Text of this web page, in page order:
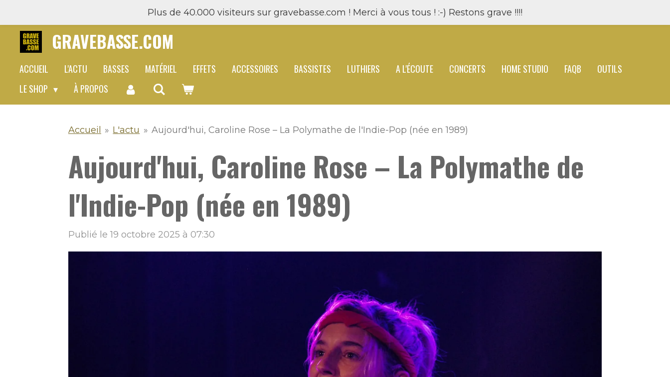
contenu
Plus de 40.000 visiteurs sur gravebasse.com ! Merci à vous tous ! :-) Restons grave !!!!
GRAVEBASSE.COM
ACCUEIL L'ACTU BASSES MATÉRIEL EFFETS ACCESSOIRES BASSISTES LUTHIERS A L'ÉCOUTE CONCERTS HOME STUDIO FAQB
OUTILS
LE SHOP
À PROPOS
Accueil » L'actu » Aujourd'hui, Caroline Rose – La Polymathe de l'Indie-Pop (née en 1989)
Aujourd'hui, Caroline Rose – La Polymathe de
l'Indie-Pop (née en 1989)
Publié le 19 octobre 2025 à 07:30